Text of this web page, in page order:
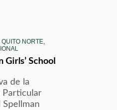
QUITO NORTE,
Girls’ School
de la
Particular
Spellman